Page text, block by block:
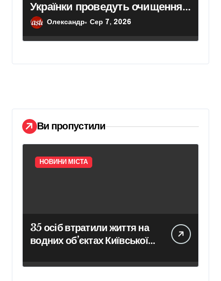
Українки проведуть очищення
пам’ятника поетесі
Олександр Сер 7, 2026
Ви пропустили
НОВИНИ МІСТА
35 осіб втратили життя на
водних об’єктах Київської